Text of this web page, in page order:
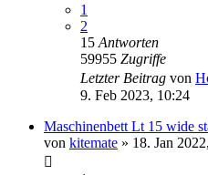
1
2
15 Antworten
59955 Zugriffe
Letzter Beitrag von
9. Feb 2023, 10:24
Maschinenbett Lt 15 wide
von kitemate » 18. Jan